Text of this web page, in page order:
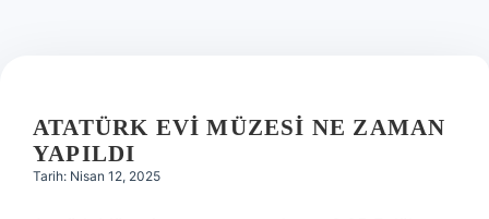
ATATÜRK EVI MÜZESI NE ZAMAN
YAPILDI
Tarih: Nisan 12, 2025